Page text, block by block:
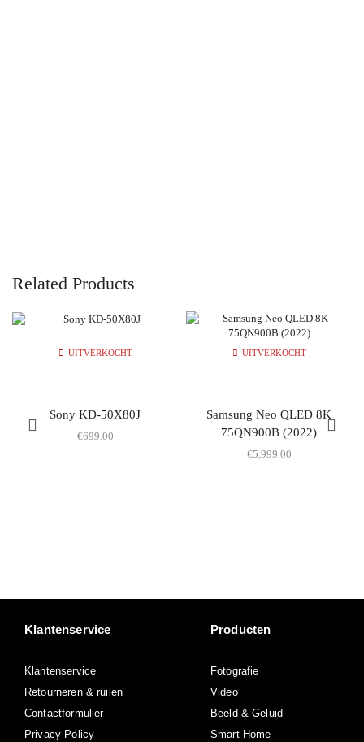
Related Products
UITVERKOCHT
Sony KD-50X80J
€699.00
UITVERKOCHT
Samsung Neo QLED 8K
75QN900B (2022)
€5,999.00
Klantenservice
Klantenservice
Retourneren & ruilen
Contactformulier
Privacy Policy
Producten
Fotografie
Video
Beeld & Geluid
Smart Home